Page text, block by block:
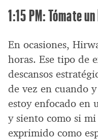
1:15 PM: Tómate
En ocasiones,
horas. Ese tipo de
descansos
de vez en cuando
estoy enfocado en
y siento como si
exprimido como